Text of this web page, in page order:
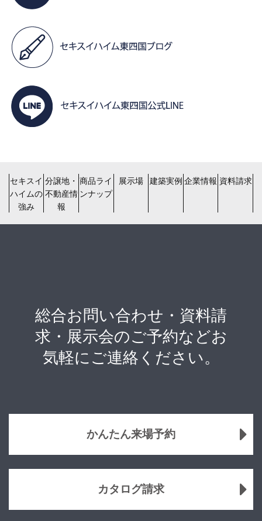
セキスイ
ハイムの
強み
分譲地・
不動産情
報
商品ライ
ンナップ
展示場 建築実例 企業情報 資料請求
総合お問い合わせ・資料請
求・展示会のご予約などお
気軽にご連絡ください。
かんたん来場予約
カタログ請求